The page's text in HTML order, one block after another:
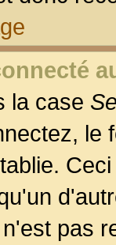
la case
le
pas